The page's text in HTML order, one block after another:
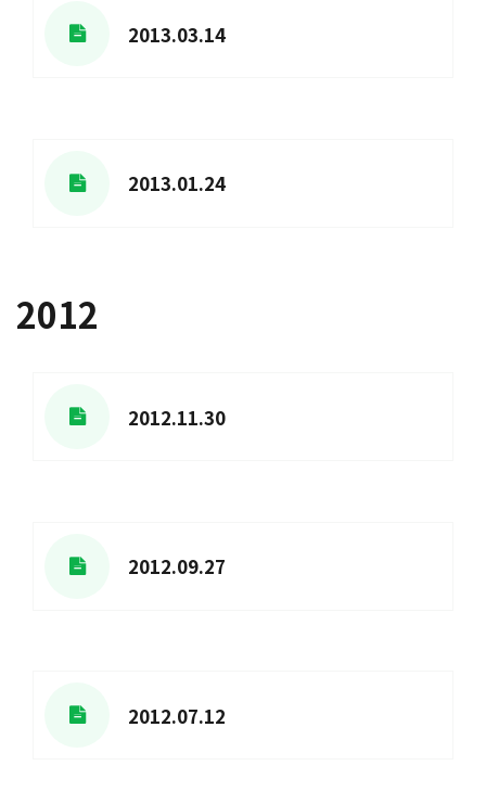
2013.03.14
2013.01.24
2012
2012.11.30
2012.09.27
2012.07.12